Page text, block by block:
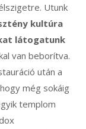
Utunk
kultúra
látogatunk
van beborítva.
után a
még sokáig
templom